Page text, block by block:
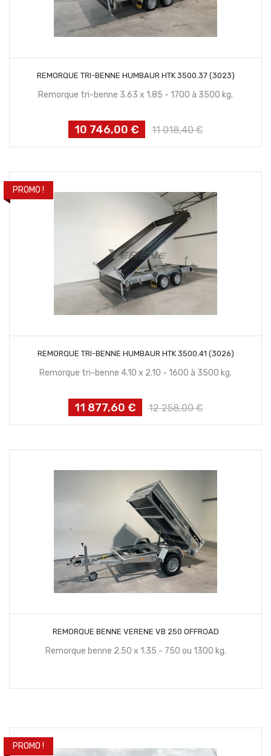
REMORQUE TRI-BENNE HUMBAUR HTK 3500.37 (3023)
Remorque tri-benne 3.63 x 1.85 - 1700 à 3500 kg.
Prix
10 746,00 €
Prix
11 018,40 €
PROMO !
REMORQUE TRI-BENNE HUMBAUR HTK 3500.41 (3026)
Remorque tri-benne 4.10 x 2.10 - 1600 à 3500 kg.
Prix
11 877,60 €
Prix
12 258,00 €
REMORQUE BENNE VERENE VB 250 OFFROAD
Remorque benne 2.50 x 1.35 - 750 ou 1300 kg.
PROMO !